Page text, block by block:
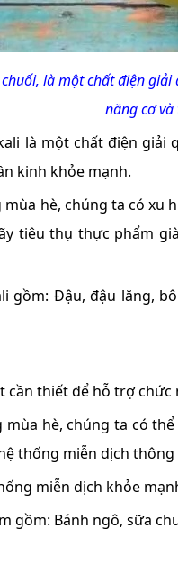
là một chất điện
năng cơ
là một chất điện
kinh khỏe mạnh.
hè, chúng ta có xu
tiêu thụ thực phẩm
gồm: Đậu, đậu lăng,
cần thiết để hỗ trợ
hè, chúng ta có
thống miễn dịch
miễn dịch khỏe
gồm: Bánh ngô, sữa
mạng với tài lướt
như “dân chơi”